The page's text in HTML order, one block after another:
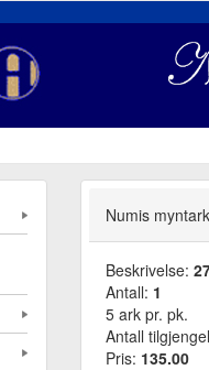
Numis
Beskrivelse:
Antall: 1
5 ark pr. pk.
Antall
Pris: 135.00